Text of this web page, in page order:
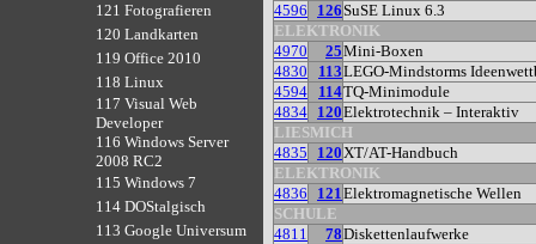
121 Fotografieren
120 Landkarten
119 Office 2010
118 Linux
117 Visual Web
Developer
116 Windows Server
2008 RC2
115 Windows 7
114 DOStalgisch
113 Google Universum
4596
126SuSE Linux 6.3
ELEKTRONIK
4970
25Mini-Boxen
4830
113LEGO-Mindstorms
4594
114TQ-Minimodule
4834 120Elektrotechnik – Interaktiv
LIESMICH
4835
120XT/AT-Handbuch
ELEKTRONIK
4836
121Elektromagnetische Wellen
SCHULE
4811
78Diskettenlaufwerke